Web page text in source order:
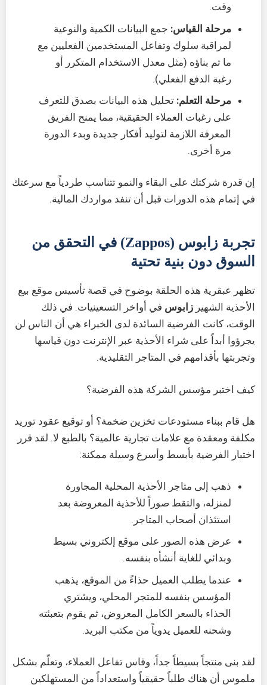
وقت.
مرحلة القياس: جمع البيانات الكمية والنوعية
لمراقبة سلوك وتفاعل المستخدمين الفعليين مع
ما تم بناؤه (مثل معدل الاستخدام المتكرر أو
رغبة الدفع الفعلي).
مرحلة التعلم: تحليل هذه البيانات بصدق للتعرف
على رغبات العملاء الحقيقية، مما يمنح الفريق
المعرفة اللازمة لتوليد أفكار جديدة وبدء الدورة
مرة أخرى.
إن قدرة شركتك على البقاء والنمو تتناسب طردياً مع سرعتك
في إتمام هذه الدورات قبل أن تنفد مواردك المالية.
تجربة زابوس (Zappos) في التحقق من
السوق دون بنية تحتية
تظهر عبقرية هذه الحلقة بوضوح في قصة تأسيس موقع بيع
الأحذية الشهير زابوس في أواخر التسعينيات. في ذلك
الوقت، كانت الفرضية السائدة لدى الخبراء هي أن الناس لن
يجرؤوا أبداً على شراء الأحذية عبر الإنترنت دون قياسها
وتجربتها بأقدامهم في المتاجر التقليدية.
كيف اختبر مؤسس الشركة هذه الفرضية؟
هل قام ببناء مستودعات تخزين ضخمة؟ أو توقيع عقود توريد
مكلفة ومعقدة مع علامات تجارية عالمية؟ بالطبع لا. لقد قرر
اختبار الفرضية بأبسط وأسرع وسيلة ممكنة:
ذهب إلى متاجر الأحذية المحلية المجاورة
لمنزله، والتقط صوراً للأحذية المعروضة بعد
استئذان أصحاب المتاجر.
عرض هذه الصور على موقع إلكتروني بسيط
وبدائي للغاية أنشأه بنفسه.
عندما يطلب العميل حذاءً من الموقع، يذهب
المؤسس بنفسه للمتجر المحلي، ويشتري
الحذاء بالسعر الكامل المعروض، ثم يقوم بتعبئته
وشحنه للعميل يدوياً من مكتب البريد.
لقد بنى منتجاً بسيطاً جداً، وقاس تفاعل العملاء، وتعلّم بشكل
ملموس أن هناك طلباً حقيقياً واستعداداً من المستهلكين